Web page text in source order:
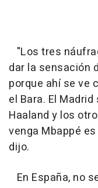
"Los tres
dar la sensación
porque ahí se ve
el Bara. El
Haaland y los
venga Mbappé
dijo.
En España, no